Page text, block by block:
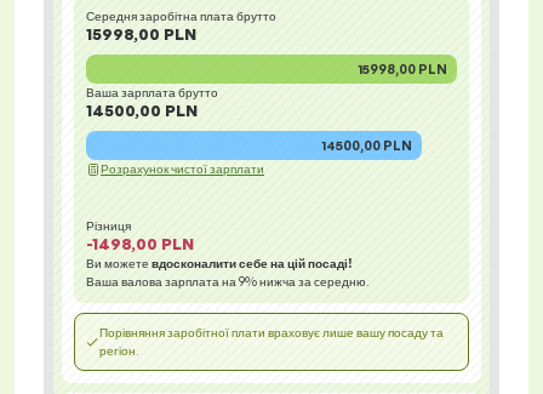
Середня заробітна плата брутто
15998,00 PLN
15998,00 PLN
Ваша зарплата брутто
14500,00 PLN
14500,00 PLN
Розрахунок чистої зарплати
Різниця
-1498,00 PLN
Ви можете вдосконалити себе на цій посаді!
Ваша валова зарплата на 9%нижча за середню.
Порівняння заробітної плати враховує лише вашу посаду та
регіон.